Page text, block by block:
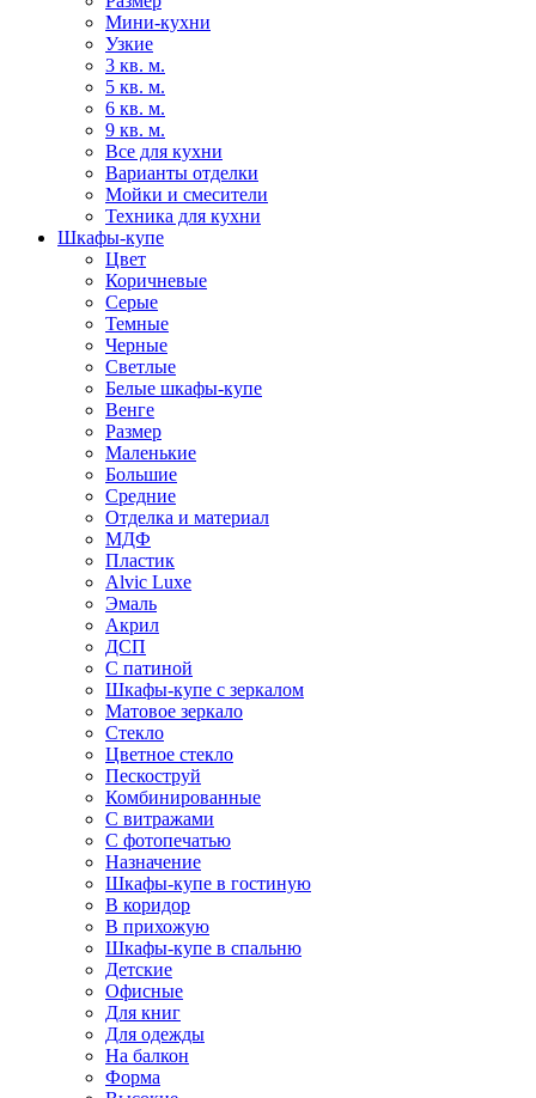
Мини-кухни
Узкие
3 кв. м.
5 кв. м.
6 кв. м.
9 кв. м.
Все для кухни
Варианты отделки
Мойки и смесители
Техника для кухни
Шкафы-купе
Цвет
Коричневые
Серые
Темные
Черные
Светлые
Белые шкафы-купе
Венге
Размер
Маленькие
Большие
Средние
Отделка и материал
МДФ
Пластик
Alvic Luxe
Эмаль
Акрил
ДСП
С патиной
Шкафы-купе с зеркалом
Матовое зеркало
Стекло
Цветное стекло
Пескоструй
Комбинированные
С витражами
С фотопечатью
Назначение
Шкафы-купе в гостиную
В коридор
В прихожую
Шкафы-купе в спальню
Детские
Офисные
Для книг
Для одежды
На балкон
Форма